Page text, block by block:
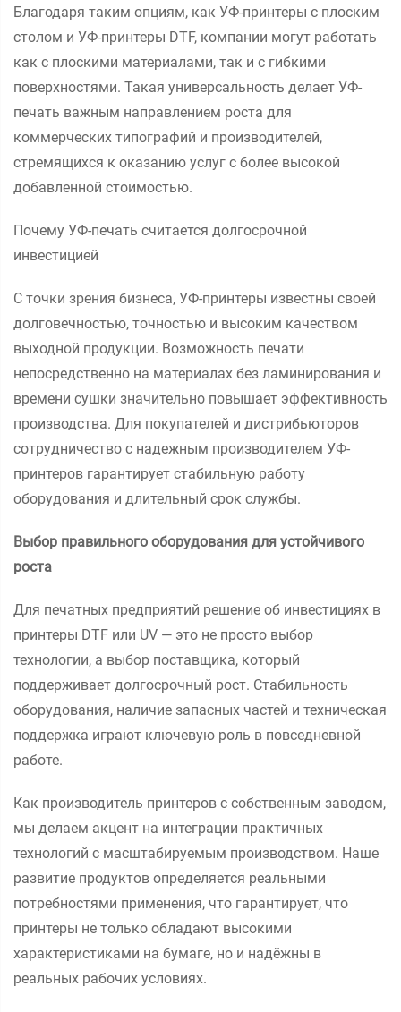
Благодаря таким опциям, как УФ-принтеры с плоским
столом и УФ-принтеры DTF, компании могут работать
как с плоскими материалами, так и с гибкими
поверхностями. Такая универсальность делает УФ-
печать важным направлением роста для
коммерческих типографий и производителей,
стремящихся к оказанию услуг с более высокой
добавленной стоимостью.
Почему УФ-печать считается долгосрочной
инвестицией
С точки зрения бизнеса, УФ-принтеры известны своей
долговечностью, точностью и высоким качеством
выходной продукции. Возможность печати
непосредственно на материалах без ламинирования и
времени сушки значительно повышает эффективность
производства. Для покупателей и дистрибьюторов
сотрудничество с надежным производителем УФ-
принтеров гарантирует стабильную работу
оборудования и длительный срок службы.
Выбор правильного оборудования для устойчивого
роста
Для печатных предприятий решение об инвестициях в
принтеры DTF или UV — это не просто выбор
технологии, а выбор поставщика, который
поддерживает долгосрочный рост. Стабильность
оборудования, наличие запасных частей и техническая
поддержка играют ключевую роль в повседневной
работе.
Как производитель принтеров с собственным заводом,
мы делаем акцент на интеграции практичных
технологий с масштабируемым производством. Наше
развитие продуктов определяется реальными
потребностями применения, что гарантирует, что
принтеры не только обладают высокими
характеристиками на бумаге, но и надёжны в
реальных рабочих условиях.